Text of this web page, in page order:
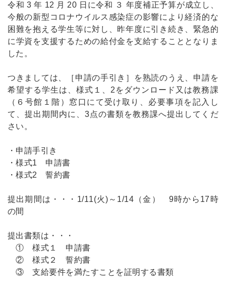
令和 3 年 12 月 20 日に令和 ３ 年度補正予算が成立し、
今般の新型コロナウイルス感染症の影響により経済的な
困難を抱える学生等に対し、昨年度に引き続き、緊急的
に学資を支援するための給付金を支給することとなりま
した。
つきましては、［申請の手引き］を熟読のうえ、申請を
希望する学生は、様式１、2をダウンロード又は教務課
（６号館１階）窓口にて受け取り、必要事項を記入し
て、提出期間内に、3点の書類を教務課へ提出してくだ
さい。
・ 申請手引き
・様式1 申請書
・様式2 誓約書
提出期間は・・・1/11(火)～1/14（金） 9時から17時
の間
提出書類は・・・
① 様式１ 申請書
② 様式２ 誓約書
③ 支給要件を満たすことを証明する書類